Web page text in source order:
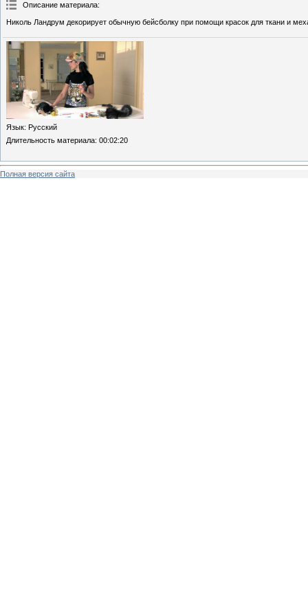
Описание материала:
Николь Ландрум декорирует обычную бейсболку при помощи красок для ткани и
Язык: Русский
Длительность материала: 00:02:20
Полная версия сайта